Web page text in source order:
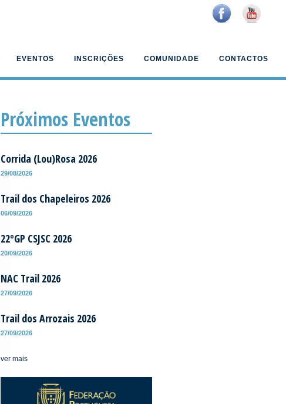
EVENTOS INSCRIÇÕES COMUNIDADE CONTACTOS
Próximos Eventos
Corrida (Lou)Rosa 2026
29/08/2026
Trail dos Chapeleiros 2026
06/09/2026
22ºGP CSJSC 2026
20/09/2026
NAC Trail 2026
27/09/2026
Trail dos Arrozais 2026
27/09/2026
ver mais